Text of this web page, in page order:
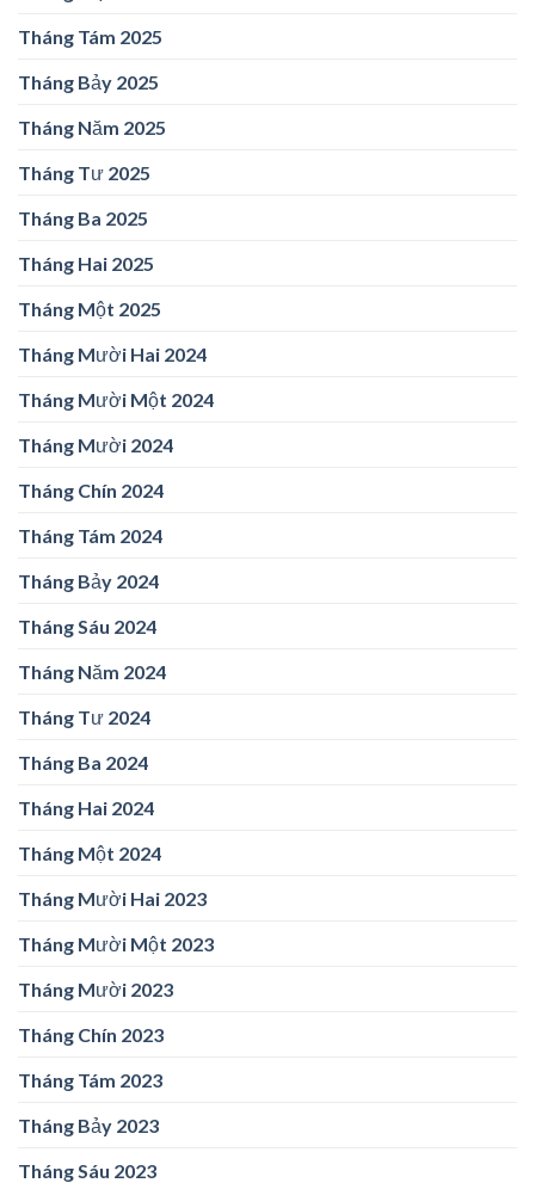
Tháng Tám 2025
Tháng Bảy 2025
Tháng Năm 2025
Tháng Tư 2025
Tháng Ba 2025
Tháng Hai 2025
Tháng Một 2025
Tháng Mười Hai 2024
Tháng Mười Một 2024
Tháng Mười 2024
Tháng Chín 2024
Tháng Tám 2024
Tháng Bảy 2024
Tháng Sáu 2024
Tháng Năm 2024
Tháng Tư 2024
Tháng Ba 2024
Tháng Hai 2024
Tháng Một 2024
Tháng Mười Hai 2023
Tháng Mười Một 2023
Tháng Mười 2023
Tháng Chín 2023
Tháng Tám 2023
Tháng Bảy 2023
Tháng Sáu 2023